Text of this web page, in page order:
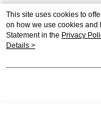
Popular Tags
This site uses cookies to
on how we use cookies and
Statement in the Privacy
agree to our use of cookies
Details >